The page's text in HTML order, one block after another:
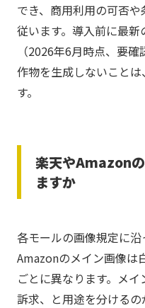
でき、商用利用の可否
従います。導入前に最
（2026年6月時点、要
作物を生成しないこと
す。
楽天やAmazon
ますか
各モールの画像規定に沿
Amazonのメイン画像は
ごとに異なります。メ
訴求、と用途を分けるの